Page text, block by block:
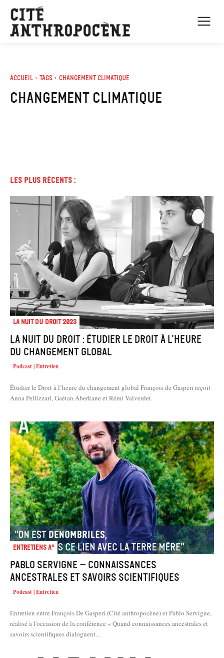
Accueil Tags Changement climatique
changement climatique
Les plus récents :
La Nuit du droit 2023
La Nuit du Droit : Étudier le Droit à l’heure
du changement global
Podcast | Entretien
Étudier le Droit à l’heure du changement global François de Gasperi reçoit
Anna Pellizzari, Gaétan Aberkane et Rémi Valverdet.
Entretiens A°
Pablo Servigne – Connaissances
ancestrales et savoirs scientifiques
Podcast | Entretien
Entretien entre François De Gasperi (Cité anthropocène) et Pablo Servigne,
réalisé à l'occasion de la conférence « Quand connaissances ancestrales et
savoirs scientifiques dialoguent...